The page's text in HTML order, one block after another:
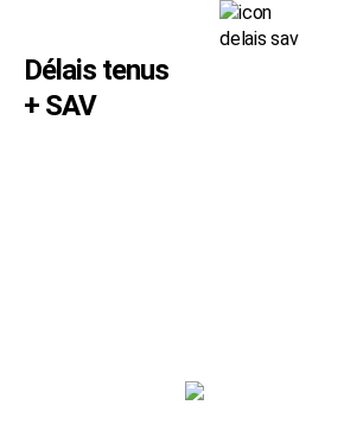
Délais tenus
+ SAV